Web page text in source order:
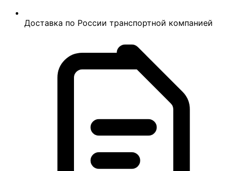
Доставка по России транспортной компанией